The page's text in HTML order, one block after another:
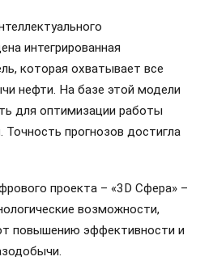
интегрированная
которая охватывает все
нефти. На базе этой модели
для оптимизации работы
прогнозов достигла
проекта – «3D Сфера» –
возможности,
повышению эффективности и